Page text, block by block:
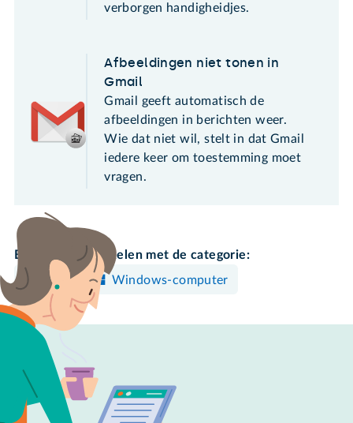
verborgen handigheidjes.
Afbeeldingen niet tonen in
Gmail
Gmail geeft automatisch de
afbeeldingen in berichten weer.
Wie dat niet wil, stelt in dat Gmail
iedere keer om toestemming moet
vragen.
Bekijk meer artikelen met de categorie:
Gmail
Windows-computer